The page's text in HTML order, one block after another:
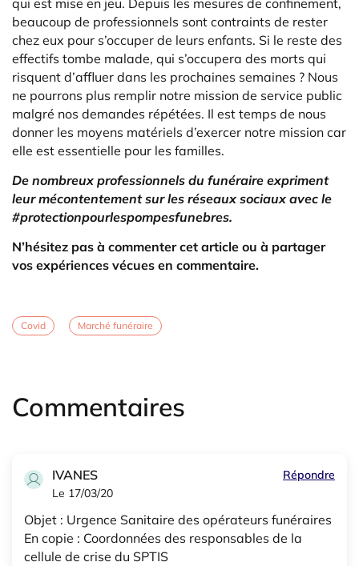
beaucoup de professionnels sont contraints de rester
chez eux pour s’occuper de leurs enfants. Si le reste des
effectifs tombe malade, qui s’occupera des morts qui
risquent d’affluer dans les prochaines semaines ? Nous
ne pourrons plus remplir notre mission de service public
malgré nos demandes répétées. Il est temps de nous
donner les moyens matériels d’exercer notre mission car
elle est essentielle pour les familles.
De nombreux professionnels du funéraire expriment
leur mécontentement sur les réseaux sociaux avec le
#protectionpourlespompesfunebres.
N’hésitez pas à commenter cet article ou à partager
vos expériences vécues en commentaire.
Covid Marché funéraire
Commentaires
IVANES
Le 17/03/20
Répondre
Objet : Urgence Sanitaire des opérateurs funéraires
En copie : Coordonnées des responsables de la
cellule de crise du SPTIS